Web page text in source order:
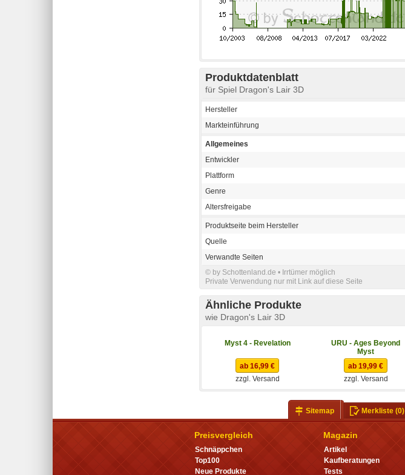
Produktdatenblatt
für Spiel Dragon's Lair 3D
Hersteller
Markteinführung
Allgemeines
Entwickler
Plattform
Genre
Altersfreigabe
Produktseite beim Hersteller
Quelle
Verwandte Seiten
© by Schottenland.de • Irrtümer möglich
Private Verwendung nur mit Link auf diese Seite
Ähnliche Produkte
wie Dragon's Lair 3D
Myst 4 - Revelation
URU - Ages Beyond
Myst
ab 16,99 €
zzgl. Versand
ab 19,99 €
zzgl. Versand
Sitemap Merkliste(0)
Preisvergleich
Schnäppchen
Top100
Neue Produkte
Magazin
Artikel
Kaufberatungen
Tests